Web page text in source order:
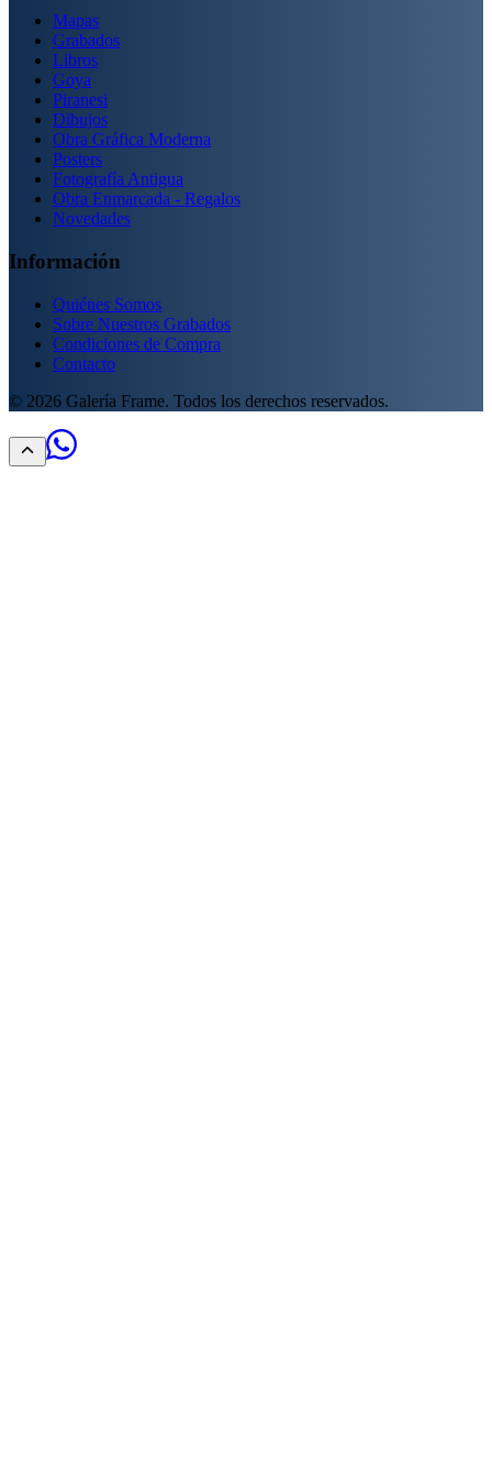
Mapas
Grabados
Libros
Goya
Piranesi
Dibujos
Obra Gráfica Moderna
Posters
Fotografía Antigua
Obra Enmarcada - Regalos
Novedades
Información
Quiénes Somos
Sobre Nuestros Grabados
Condiciones de Compra
Contacto
© 2026 Galería Frame. Todos los derechos reservados.